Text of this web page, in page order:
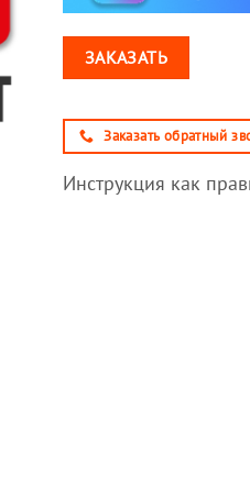
ЗАКАЗАТЬ
Заказать обратный
Инструкция как